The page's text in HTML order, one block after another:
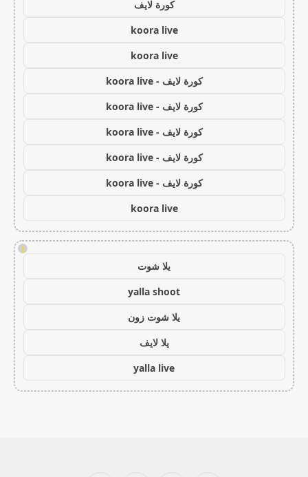
كورة لايف
koora live
koora live
كورة لايف - koora live
كورة لايف - koora live
كورة لايف - koora live
كورة لايف - koora live
كورة لايف - koora live
koora live
!
يلا شوت
yalla shoot
يلا شوت زون
يلا لايف
yalla live